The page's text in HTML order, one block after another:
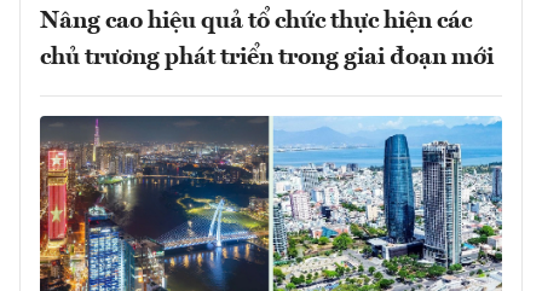
Nâng cao hiệu quả tổ chức thực hiện các
chủ trương phát triển trong giai đoạn mới